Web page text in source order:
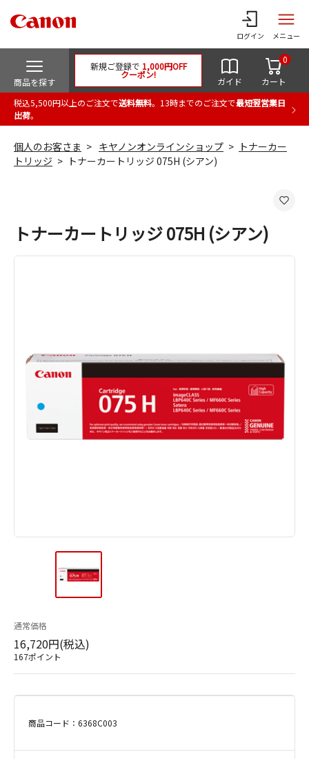
ログイン メニュー
商品を探す
新規ご登録で 1,000円OFF
クーポン!
ガイド カート
0
税込5,500円以上のご注文で送料無料。13時までのご注文で最短翌営業日
出荷。
個人のお客さま キヤノンオンラインショップ
トナーカー
トリッジ
トナーカートリッジ 075H (シアン)
トナーカートリッジ 075H (シアン)
通常価格
16,720円(税込)
167ポイント
商品コード：6368C003